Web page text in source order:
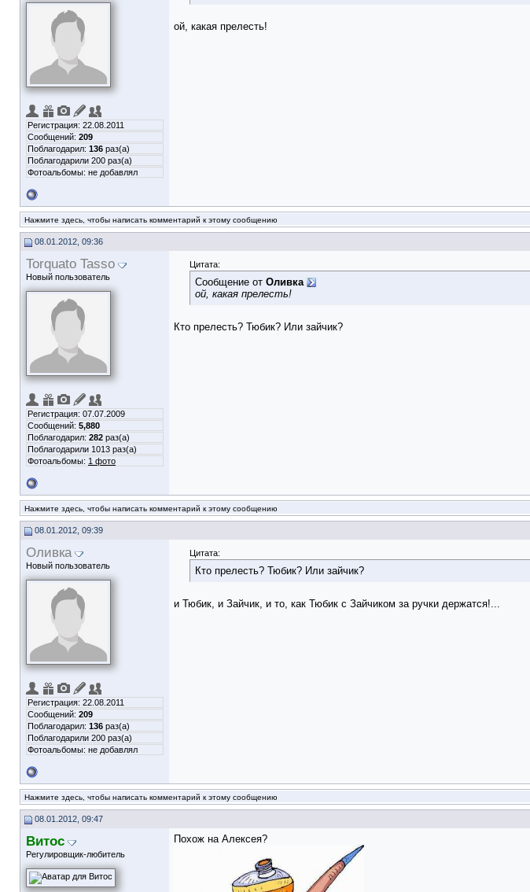
Регистрация: 22.08.2011
Сообщений: 209
Поблагодарил: 136 раз(а)
Поблагодарили 200 раз(а)
Фотоальбомы: не добавлял
ой, какая прелесть!
Нажмите здесь, чтобы написать комментарий к этому сообщению
08.01.2012, 09:36
Torquato Tasso
Новый пользователь
Регистрация: 07.07.2009
Сообщений: 5,880
Поблагодарил: 282 раз(а)
Поблагодарили 1013 раз(а)
Фотоальбомы: 1 фото
Цитата:
Сообщение от Оливка
ой, какая прелесть!
Кто прелесть? Тюбик? Или зайчик?
Нажмите здесь, чтобы написать комментарий к этому сообщению
08.01.2012, 09:39
Оливка
Новый пользователь
Регистрация: 22.08.2011
Сообщений: 209
Поблагодарил: 136 раз(а)
Поблагодарили 200 раз(а)
Фотоальбомы: не добавлял
Цитата:
Кто прелесть? Тюбик? Или зайчик?
и Тюбик, и Зайчик, и то, как Тюбик с Зайчиком за ручки держатся!...
Нажмите здесь, чтобы написать комментарий к этому сообщению
08.01.2012, 09:47
Витос
Регулировщик-любитель
Похож на Алексея?